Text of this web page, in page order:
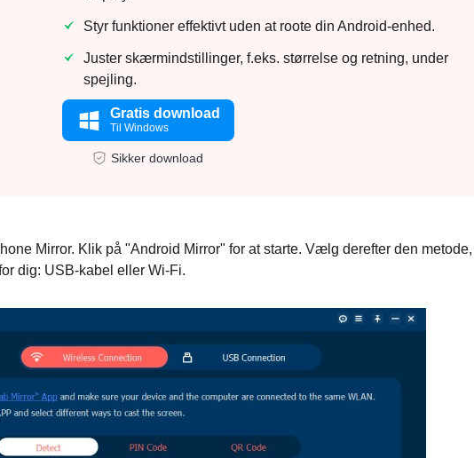
Styr funktioner effektivt uden at roote din Android-enhed.
Juster skærmindstillinger, f.eks. størrelse og retning, under
spejling.
Gratis download
Til Windows
Sikker download
Mirror. Klik på "Android Mirror" for at starte. Vælg derefter den
dig: USB-kabel eller Wi-Fi.